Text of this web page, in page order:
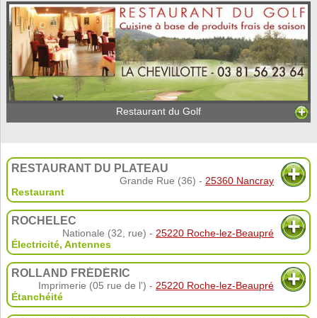
Restaurant du Golf
RESTAURANT DU PLATEAU
Grande Rue (36) - 25360 Nancray
Restaurant
ROCHELEC
Nationale (32, rue) - 25220 Roche-lez-Beaupré
Électricité, Antennes
ROLLAND FRÉDÉRIC
Imprimerie (05 rue de l') - 25220 Roche-lez-Beaupré
Étanchéité